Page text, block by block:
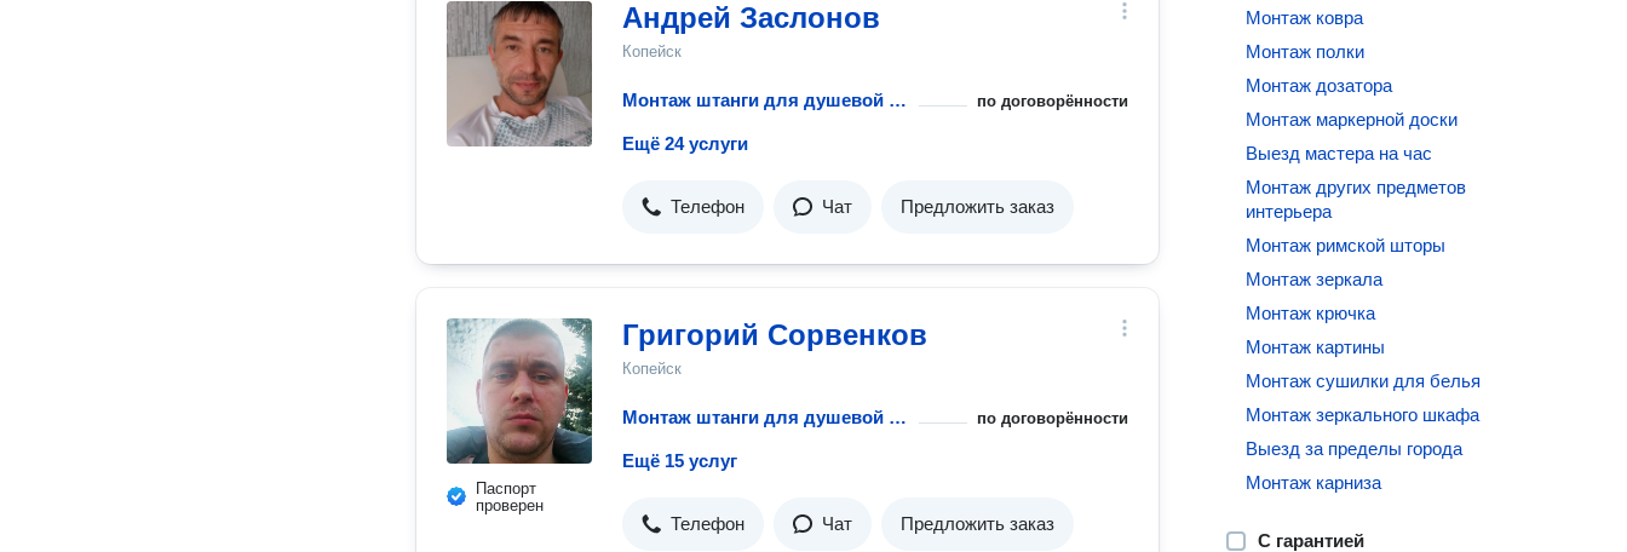
Андрей Заслонов
Копейск
Монтаж штанги для душевой шторки по договорённости
Ещё 24 услуги
Телефон Чат Предложить заказ
Паспорт
проверен
Григорий Сорвенков
Копейск
Монтаж штанги для душевой шторки по договорённости
Ещё 15 услуг
Телефон Чат Предложить заказ
Монтаж ковра
Монтаж полки
Монтаж дозатора
Монтаж маркерной доски
Выезд мастера на час
Монтаж других предметов
интерьера
Монтаж римской шторы
Монтаж зеркала
Монтаж крючка
Монтаж картины
Монтаж сушилки для белья
Монтаж зеркального шкафа
Выезд за пределы города
Монтаж карниза
С гарантией